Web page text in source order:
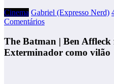
Cinema Gabriel (Expresso Nerd)
Comentários
The Batman | Ben Affleck
Exterminador como vilão